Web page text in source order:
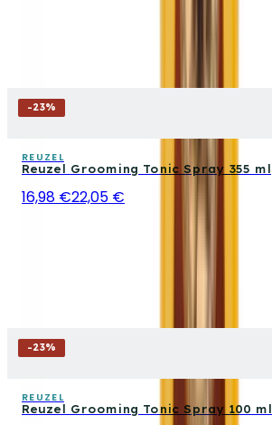
-23%
REUZEL
Reuzel Grooming Tonic Spray 355 ml
16,98 €22,05 €
-23%
REUZEL
Reuzel Grooming Tonic Spray 100 ml